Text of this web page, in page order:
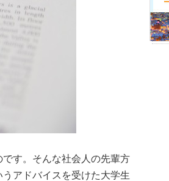
す。そんな社会人の先輩方
アドバイスを受けた大学生